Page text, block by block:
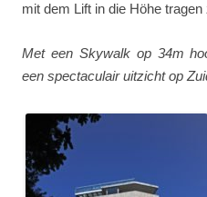
mit dem Lift in die Höhe tragen
Met een Skywalk op 34m
een spectaculair uitzicht op